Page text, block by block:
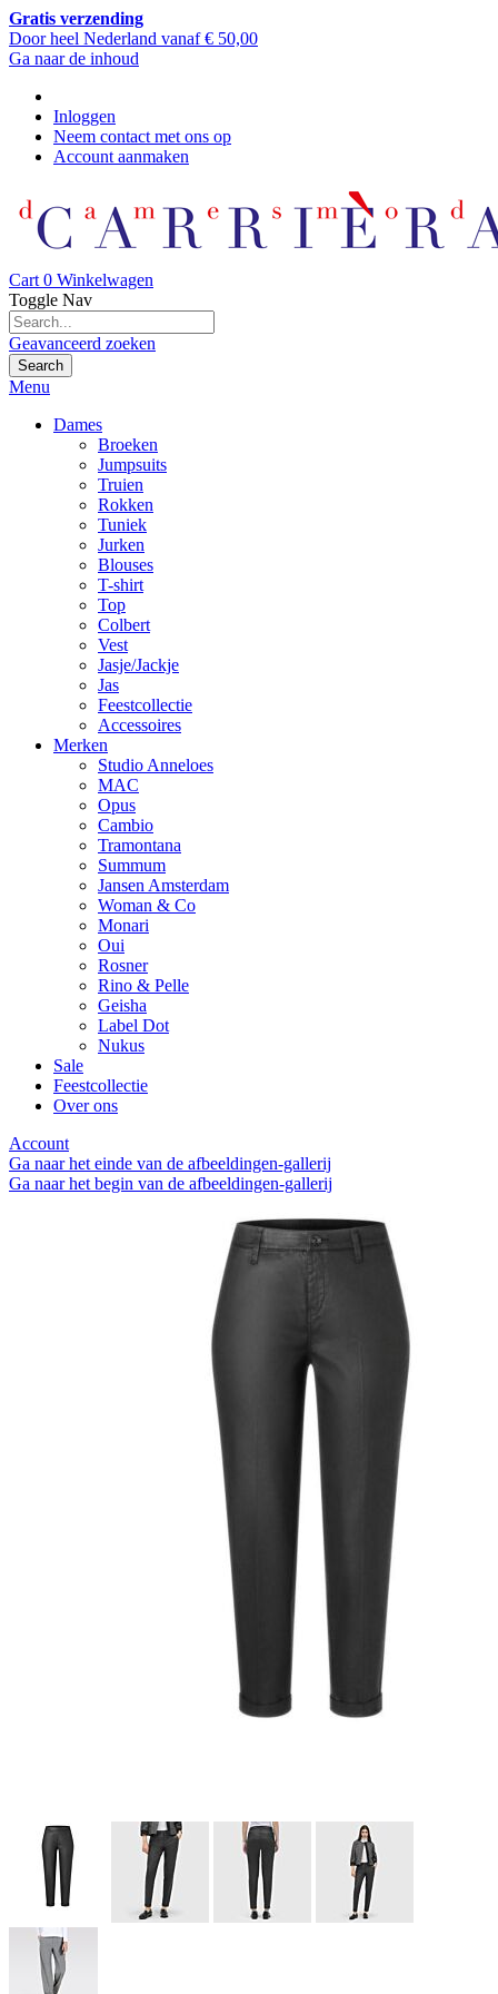
Gratis verzending
Door heel Nederland vanaf € 50,00
Ga naar de inhoud
Inloggen
Neem contact met ons op
Account aanmaken
Cart 0 Winkelwagen
Toggle Nav
Geavanceerd zoeken
Search
Menu
Dames
Broeken
Jumpsuits
Truien
Rokken
Tuniek
Jurken
Blouses
T-shirt
Top
Colbert
Vest
Jasje/Jackje
Jas
Feestcollectie
Accessoires
Merken
Studio Anneloes
MAC
Opus
Cambio
Tramontana
Summum
Jansen Amsterdam
Woman & Co
Monari
Oui
Rosner
Rino & Pelle
Geisha
Label Dot
Nukus
Sale
Feestcollectie
Over ons
Account
Ga naar het einde van de afbeeldingen-gallerij
Ga naar het begin van de afbeeldingen-gallerij